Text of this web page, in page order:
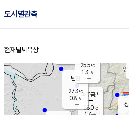
도시별관측
홈
현재날씨 육상
파주금촌
28.0℃
탄현
27.3℃
0.8m/s
-mm
25.5℃
1.3m/s
-mm